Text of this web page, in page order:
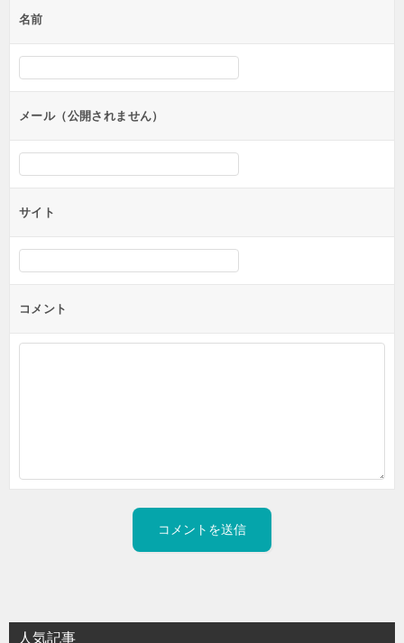
ー
シ
ョ
ン
名前
メール（公開されません）
サイト
コメント
人気記事